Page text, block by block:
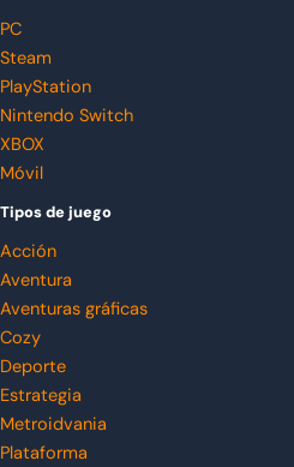
PC
Steam
PlayStation
Nintendo Switch
XBOX
Móvil
Tipos de juego
Acción
Aventura
Aventuras gráficas
Cozy
Deporte
Estrategia
Metroidvania
Plataforma